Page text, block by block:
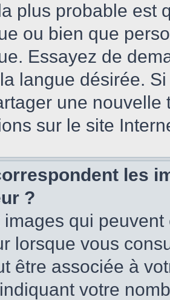
plus probable est
ou bien que
Essayez de
langue désirée.
une
sur le site
les
?
images qui
lorsque vous
être associée à
votre